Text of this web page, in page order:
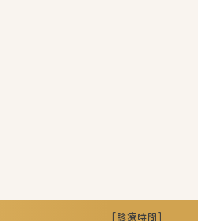
[診療時間]